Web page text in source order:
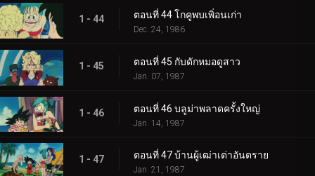
1 - 44 ตอนที่ 44 โกคูพบเพิ่อนเก่า
Dec. 24, 1986
1 - 45 ตอนที่ 45 กับดักหมอดูสาว
Jan. 07, 1987
1 - 46 ตอนที่ 46 บลูม่าพลาดครั้งใหญ่
Jan. 14, 1987
1 - 47 ตอนที่ 47 บ้านผู้เฒ่าเต่าอันตราย
Jan. 21, 1987